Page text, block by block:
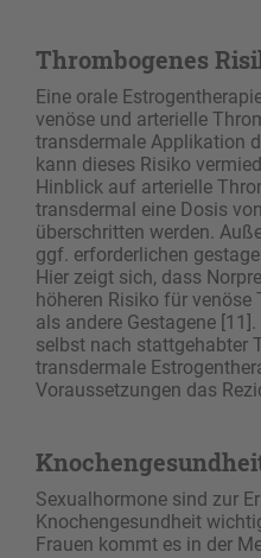
Thrombogenes
Eine orale
venöse und arterielle
transdermale Applikation
kann dieses Risiko
Hinblick auf arterielle
transdermal eine Dosis
überschritten werden.
ggf. erforderlichen
Hier zeigt sich, dass
höheren Risiko für
als andere Gestagene
selbst nach stattgehabter
transdermale
Voraussetzungen das
Sexualhormone sind zur
Knochengesundheit
Frauen kommt es in der